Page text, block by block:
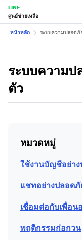
LINE
ศูนย์ช่วยเหลือ
หน้าหลัก ระบบความปลอด
ระบบความป
ตัว
หมวดหมู่
ใช้งานบัญชีอย่า
แชทอย่างปลอดภั
เชื่อมต่อกับเพื่อน
พฤติกรรมก่อกวน